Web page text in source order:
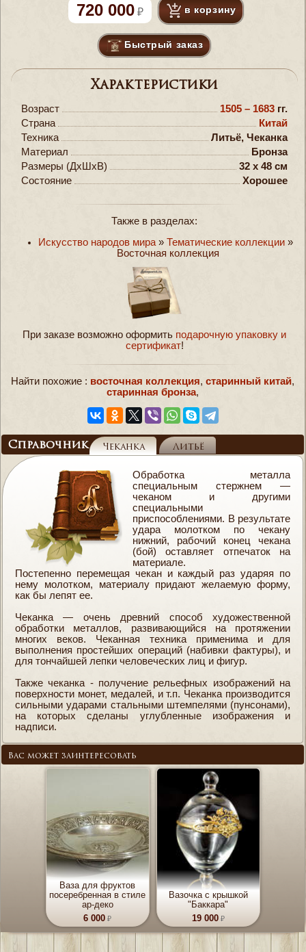
720 000 в корзину
Быстрый заказ
Характеристики
Возраст 1505 – 1683 гг.
Страна
Китай
Техника
Литьё, Чеканка
Материал
Бронза
Размеры (ДxШxВ)
32 x 48 см
Состояние
Хорошее
Также в разделах:
Искусство народов мира » Тематические коллекции »
Восточная коллекция
При заказе возможно оформить подарочную упаковку и
сертификат!
Найти похожие : восточная коллекция, старинный китай,
старинная бронза,
Справочник Чеканка Литьё
Обработка металла
специальным стержнем —
чеканом и другими
специальными
приспособлениями. В результате
удара молотком по чекану
нижний, рабочий конец чекана
(бой) оставляет отпечаток на
материале.
Постепенно перемещая чекан и каждый раз ударяя по
нему молотком, материалу придают желаемую форму,
как бы лепят ее.
Чеканка — очень древний способ художественной
обработки металлов, развивающийся на протяжении
многих веков. Чеканная техника применима и для
выполнения простейших операций (набивки фактуры), и
для тончайшей лепки человеческих лиц и фигур.
Также чеканка - получение рельефных изображений на
поверхности монет, медалей, и т.п. Чеканка производится
сильными ударами стальными штемпелями (пунсонами),
на которых сделаны углубленные изображения и
надписи.
Вас может заинтересовать
Ваза для фруктов
посеребренная в стиле
ар-деко
6 000
Вазочка с крышкой
"Баккара"
19 000